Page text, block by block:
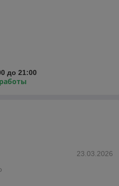
до 21:00
23.03.2026